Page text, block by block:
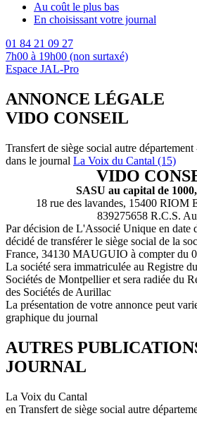
Au coût le plus bas
En choisissant votre journal
01 84 21 09 27
7h00 à 19h00 (non surtaxé)
Espace JAL-Pro
ANNONCE LÉGALE
VIDO CONSEIL
Transfert de siège social autre
dans le journal La Voix du Cantal (15)
VIDO
SASU au capital de
18 rue des lavandes, 15400
839275658 R.C.S.
Par décision de L'Associé Unique en date
décidé de transférer le siège social de la
France, 34130 MAUGUIO à compter du
La société sera immatriculée au Registre
Sociétés de Montpellier et sera radiée du
des Sociétés de Aurillac
La présentation de votre annonce peut
graphique du journal
AUTRES
JOURNAL
La Voix du Cantal
en Transfert de siège social autre